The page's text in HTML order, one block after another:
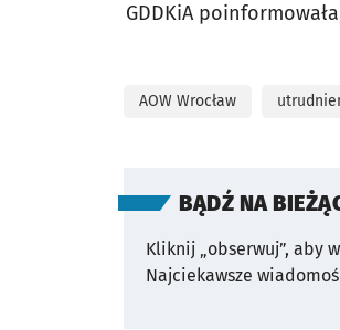
GDDKiA
AOW Wrocław
BĄDŹ NA
Kliknij „obserwuj”, aby
Najciekawsze